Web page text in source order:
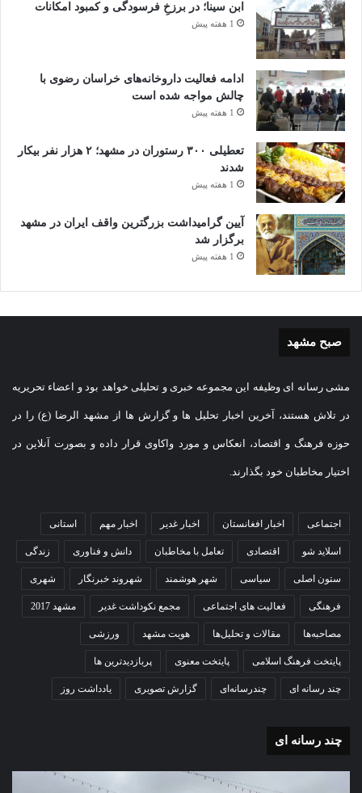
ابن سینا؛ در برزخِ فرسودگی و کمبود امکانات
1 هفته پیش
ادامه فعالیت داروخانه‌های خراسان رضوی با
چالش مواجه شده است
1 هفته پیش
تعطیلی ۳۰۰ رستوران در مشهد؛ ۲ هزار نفر بیکار
شدند
1 هفته پیش
آیین گرامیداشت بزرگترین واقف ایران در مشهد
برگزار شد
1 هفته پیش
صبح مشهد
مشی رسانه ای وظیفه این مجموعه خبری و تحلیلی خواهد بود و اعضاء تحریریه
در تلاش هستند، آخرین اخبار تحلیل ها و گزارش ها از مشهد الرضا (ع) را در
حوزه فرهنگ و اقتصاد، انعکاس و مورد واکاوی قرار داده و بصورت آنلاین در
اختیار مخاطبان خود بگذارند.
اجتماعی اخبار افغانستان اخبار غدیر اخبار مهم استانی
اسلاید شو اقتصادی تعامل با مخاطبان دانش و فناوری زندگی
ستون اصلی سیاسی شهر هوشمند شهروند خبرنگار شهری
فرهنگی فعالیت های اجتماعی مجمع نکوداشت غدیر مشهد 2017
مصاحبه‌ها مقالات و تحلیل‌ها هویت مشهد ورزشی
پایتخت فرهنگ اسلامی پایتخت معنوی پربازدیدترین ها
چند رسانه ای چندرسانه‌ای گزارش تصویری یادداشت روز
چند رسانه ای